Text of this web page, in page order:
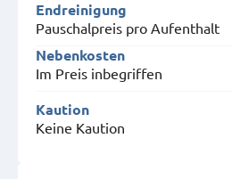
Endreinigung
Pauschalpreis pro Aufenthalt
Nebenkosten
Im Preis inbegriffen
Kaution
Keine Kaution